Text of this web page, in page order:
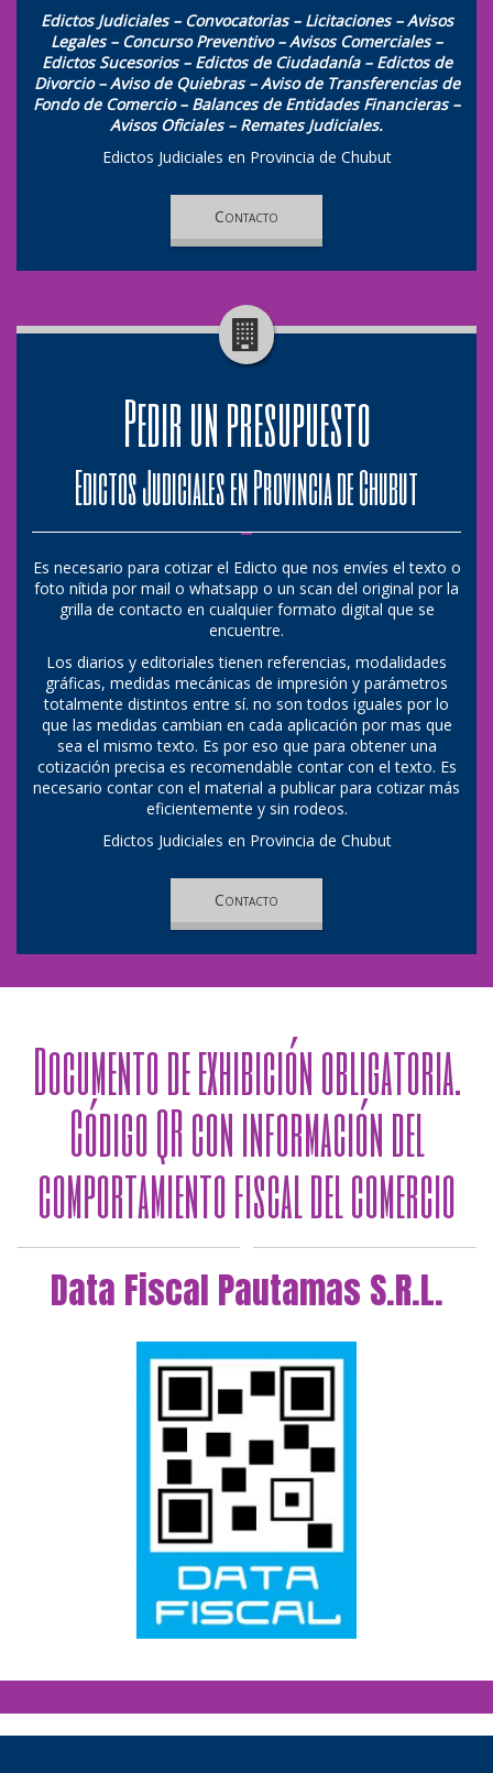
Edictos Judiciales – Convocatorias – Licitaciones – Avisos
Legales – Concurso Preventivo – Avisos Comerciales –
Edictos Sucesorios – Edictos de Ciudadanía – Edictos de
Divorcio – Aviso de Quiebras – Aviso de Transferencias de
Fondo de Comercio – Balances de Entidades Financieras –
Avisos Oficiales – Remates Judiciales.
Edictos Judiciales en Provincia de Chubut
Contacto
Pedir un presupuesto
Edictos Judiciales en Provincia de Chubut
Es necesario para cotizar el Edicto que nos envíes el texto o
foto nítida por mail o whatsapp o un scan del original por la
grilla de contacto en cualquier formato digital que se
encuentre.
Los diarios y editoriales tienen referencias, modalidades
gráficas, medidas mecánicas de impresión y parámetros
totalmente distintos entre sí. no son todos iguales por lo
que las medidas cambian en cada aplicación por mas que
sea el mismo texto. Es por eso que para obtener una
cotización precisa es recomendable contar con el texto. Es
necesario contar con el material a publicar para cotizar más
eficientemente y sin rodeos.
Edictos Judiciales en Provincia de Chubut
Contacto
Documento de exhibición obligatoria.
Código QR con información del
comportamiento fiscal del comercio
Data Fiscal Pautamas S.R.L.